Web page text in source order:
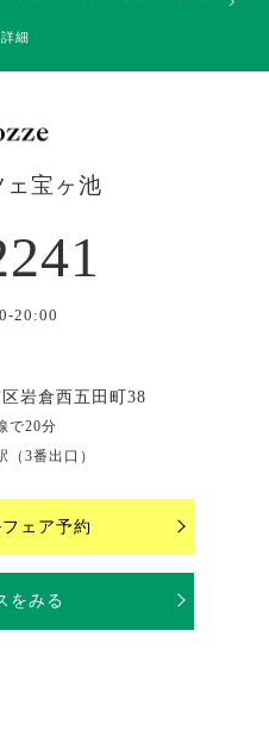
細
ェ宝ヶ池
20:00
岩倉西五田町38
で20分
（3番出口）
ェア予約
をみる